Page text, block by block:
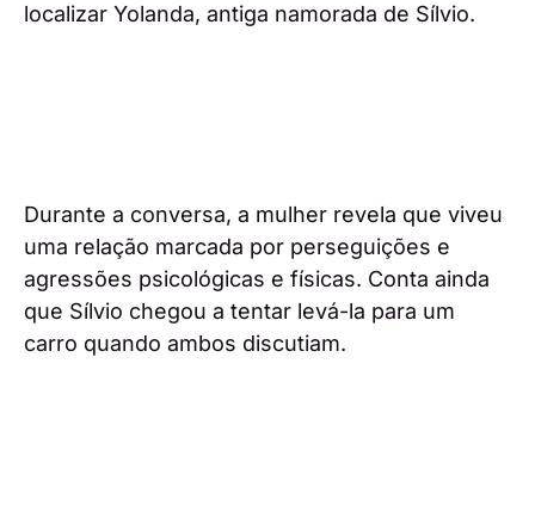
localizar Yolanda, antiga namorada de Sílvio.
Durante a conversa, a mulher revela que viveu
uma relação marcada por perseguições e
agressões psicológicas e físicas. Conta ainda
que Sílvio chegou a tentar levá-la para um
carro quando ambos discutiam.